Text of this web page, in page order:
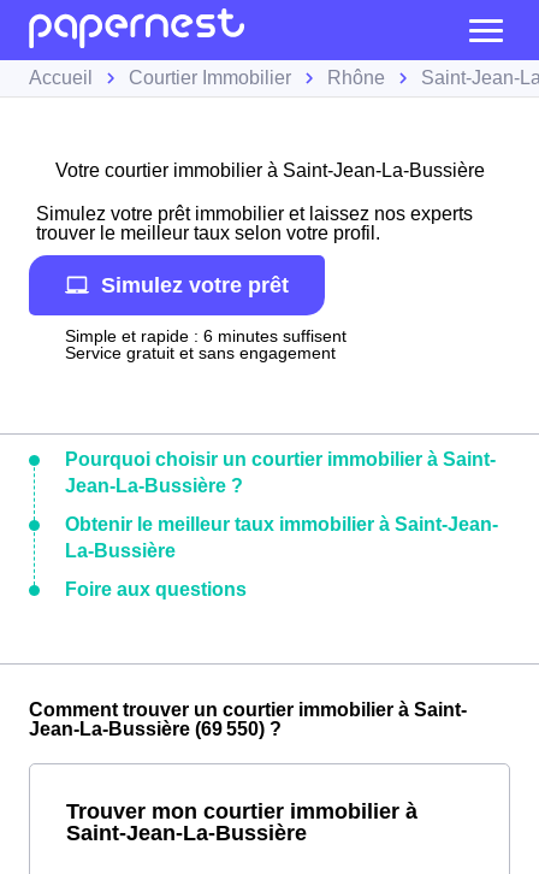
Accueil Courtier Immobilier Rhône Saint-Jean-
Votre courtier immobilier à Saint-Jean-La-Bussière
Simulez votre prêt immobilier et laissez nos experts
trouver le meilleur taux selon votre profil.
Simulez votre prêt
Simple et rapide : 6 minutes suffisent
Service gratuit et sans engagement
Pourquoi choisir un courtier immobilier à Saint-
Jean-La-Bussière ?
Obtenir le meilleur taux immobilier à Saint-Jean-
La-Bussière
Foire aux questions
Comment trouver un courtier immobilier à Saint-
Jean-La-Bussière (69 550) ?
Trouver mon courtier immobilier à
Saint-Jean-La-Bussière